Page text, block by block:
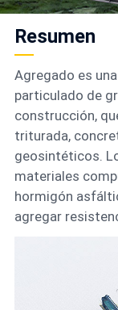
Resumen
Agregado es
particulado de
construcción,
triturada,
geosintéticos.
materiales
hormigón
agregar